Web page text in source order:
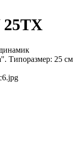
Типоразмер: 25 см